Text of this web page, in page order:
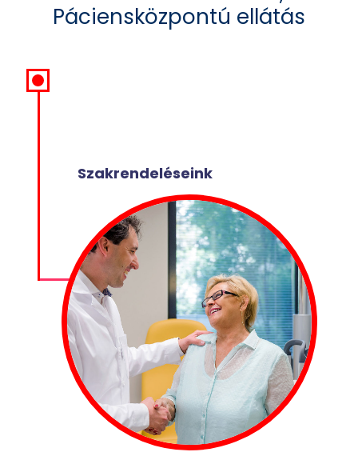
Páciensközpontú ellátás
Szakrendeléseink